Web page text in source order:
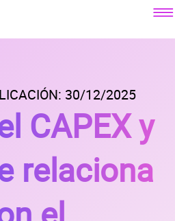
30/12/2025
CAPEX y
relaciona